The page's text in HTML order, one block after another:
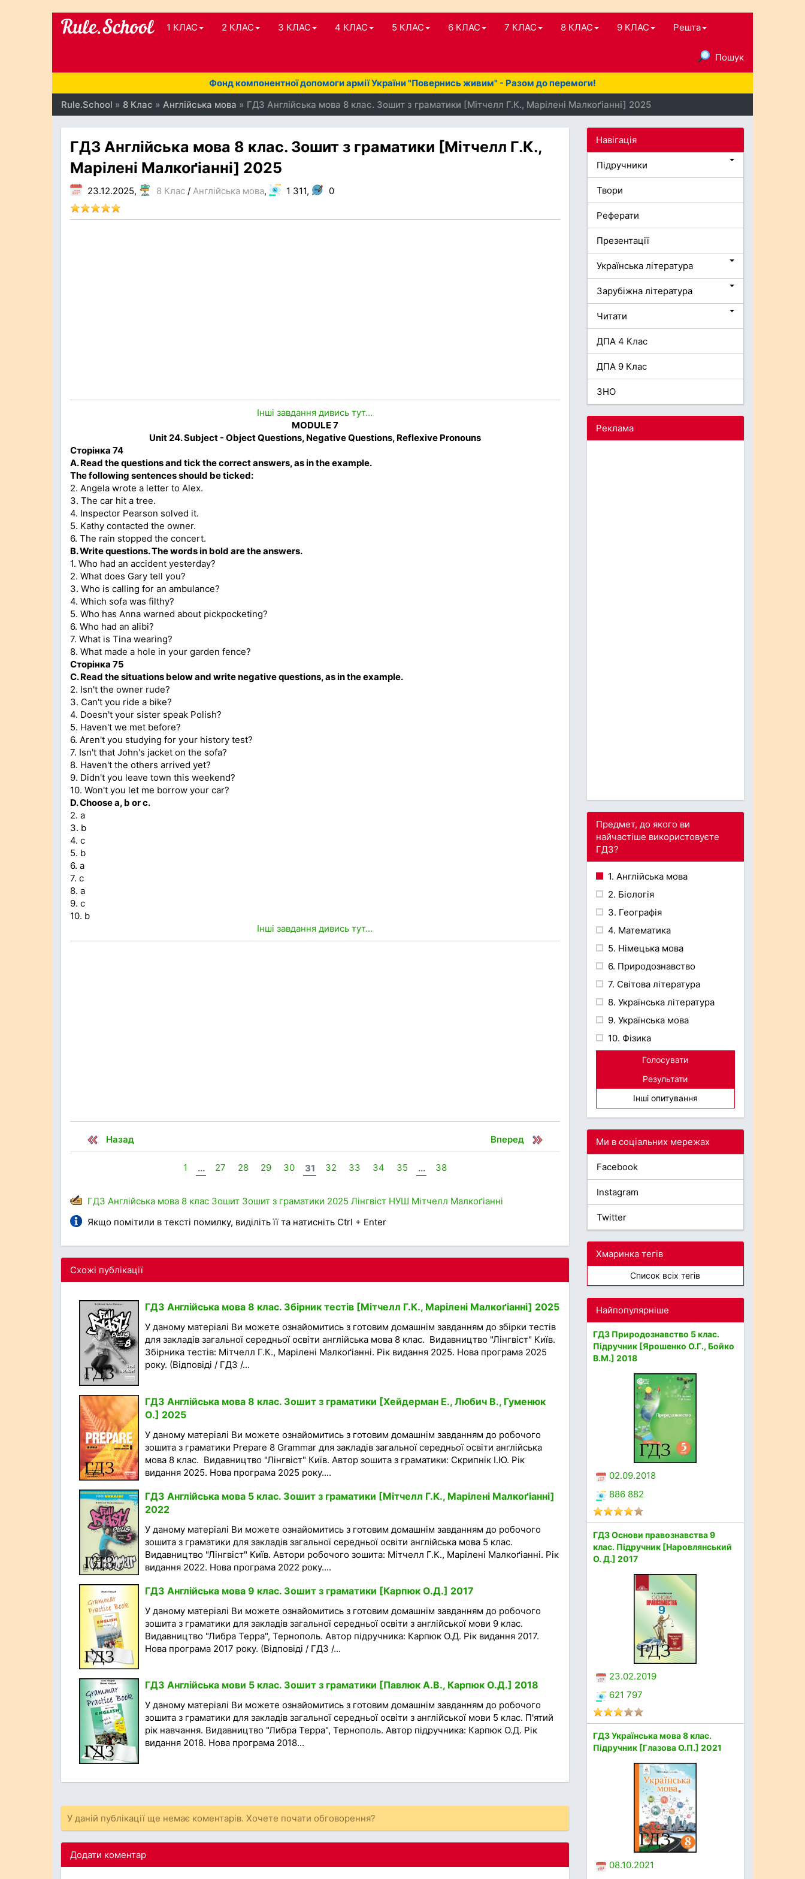
1 КЛАС 2 КЛАС 3 КЛАС 4 КЛАС 5 КЛАС 6 КЛАС 7 КЛАС 8 КЛАС 9 КЛАС Решта
Пошук
Фонд компонентної допомоги армії України "Повернись живим" - Разом до перемоги!
Rule.School » 8 Клас » Англійська мова » ГДЗ Англійська мова 8 клас. Зошит з граматики [Мітчелл Г.К., Марілені Малкоґіанні] 2025
ГДЗ Англійська мова 8 клас. Зошит з граматики [Мітчелл Г.К.,
Марілені Малкоґіанні] 2025
23.12.2025, 8 Клас / Англійська мова, 1 311, 0
Інші завдання дивись тут...
MODULE 7
Unit 24. Subject - Object Questions, Negative Questions, Reflexive Pronouns
Сторінка 74
A. Read the questions and tick the correct answers, as in the example.
The following sentences should be ticked:
2. Angela wrote a letter to Alex.
3. The car hit a tree.
4. Inspector Pearson solved it.
5. Kathy contacted the owner.
6. The rain stopped the concert.
B. Write questions. The words in bold are the answers.
1. Who had an accident yesterday?
2. What does Gary tell you?
3. Who is calling for an ambulance?
4. Which sofa was filthy?
5. Who has Anna warned about pickpocketing?
6. Who had an alibi?
7. What is Tina wearing?
8. What made a hole in your garden fence?
Сторінка 75
C. Read the situations below and write negative questions, as in the example.
2. Isn't the owner rude?
3. Can't you ride a bike?
4. Doesn't your sister speak Polish?
5. Haven't we met before?
6. Aren't you studying for your history test?
7. Isn't that John's jacket on the sofa?
8. Haven't the others arrived yet?
9. Didn't you leave town this weekend?
10. Won't you let me borrow your car?
D. Choose a, b or c.
2. a
3. b
4. c
5. b
6. a
7. c
8. a
9. c
10. b
Інші завдання дивись тут...
Назад Вперед
1 ... 27 28 29 30 31 32 33 34 35 ... 38
ГДЗ Англійська мова 8 клас Зошит Зошит з граматики 2025 Лінгвіст НУШ Мітчелл Малкоґіанні
Якщо помітили в тексті помилку, виділіть її та натисніть Ctrl + Enter
Схожі публікації
ГДЗ Англійська мова 8 клас. Збірник тестів [Мітчелл Г.К., Марілені Малкоґіанні] 2025
У даному матеріалі Ви можете ознайомитись з готовим домашнім завданням до збірки тестів
для закладів загальної середньої освіти англійська мова 8 клас. Видавництво "Лінгвіст" Київ.
Збірника тестів: Мітчелл Г.К., Марілені Малкоґіанні. Рік видання 2025. Нова програма 2025
року. (Відповіді / ГДЗ /...
ГДЗ Англійська мова 8 клас. Зошит з граматики [Хейдерман Е., Любич В., Гуменюк
О.] 2025
У даному матеріалі Ви можете ознайомитись з готовим домашнім завданням до робочого
зошита з граматики Prepare 8 Grammar для закладів загальної середньої освіти англійська
мова 8 клас. Видавництво "Лінгвіст" Київ. Автор зошита з граматики: Скрипнік І.Ю. Рік
видання 2025. Нова програма 2025 року....
ГДЗ Англійська мова 5 клас. Зошит з граматики [Мітчелл Г.К., Марілені Малкоґіанні]
2022
У даному матеріалі Ви можете ознайомитись з готовим домашнім завданням до робочого
зошита з граматики для закладів загальної середньої освіти англійська мова 5 клас.
Видавництво "Лінгвіст" Київ. Автори робочого зошита: Мітчелл Г.К., Марілені Малкоґіанні. Рік
видання 2022. Нова програма 2022 року....
ГДЗ Англійська мова 9 клас. Зошит з граматики [Карпюк О.Д.] 2017
У даному матеріалі Ви можете ознайомитись з готовим домашнім завданням до робочого
зошита з граматики для закладів загальної середньої освіти з англійської мови 9 клас.
Видавництво "Либра Терра", Тернополь. Автор підручника: Карпюк О.Д. Рік видання 2017.
Нова програма 2017 року. (Відповіді / ГДЗ /...
ГДЗ Англійська мови 5 клас. Зошит з граматики [Павлюк А.В., Карпюк О.Д.] 2018
У даному матеріалі Ви можете ознайомитись з готовим домашнім завданням до робочого
зошита з граматики для закладів загальної середньої освіти з англійської мови 5 клас. П'ятий
рік навчання. Видавництво "Либра Терра", Тернополь. Автор підручника: Карпюк О.Д. Рік
видання 2018. Нова програма 2018...
У даній публікації ще немає коментарів. Хочете почати обговорення?
Додати коментар
Навігація
Підручники
Твори
Реферати
Презентації
Українська література
Зарубіжна література
Читати
ДПА 4 Клас
ДПА 9 Клас
ЗНО
Реклама
Предмет, до якого ви
найчастіше використовуєте
ГДЗ?
1. Англійська мова
2. Біологія
3. Географія
4. Математика
5. Німецька мова
6. Природознавство
7. Світова література
8. Українська література
9. Українська мова
10. Фізика
Голосувати
Результати
Інші опитування
Ми в соціальних мережах
Facebook
Instagram
Twitter
Хмаринка тегів
Список всіх тегів
Найпопулярніше
ГДЗ Природознавство 5 клас.
Підручник [Ярошенко О.Г., Бойко
В.М.] 2018
02.09.2018
886 882
ГДЗ Основи правознавства 9
клас. Підручник [Наровлянський
О. Д.] 2017
23.02.2019
621 797
ГДЗ Українська мова 8 клас.
Підручник [Глазова О.П.] 2021
08.10.2021